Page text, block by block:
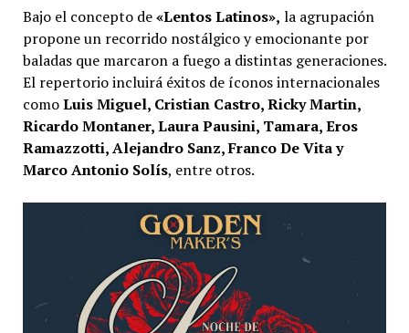
Bajo el concepto de«Lentos Latinos», la agrupación
propone un recorrido nostálgico y emocionante por
baladas que marcaron a fuego a distintas generaciones.
El repertorio incluirá éxitos de íconos internacionales
comoLuis Miguel, Cristian Castro, Ricky Martin,
Ricardo Montaner, Laura Pausini, Tamara, Eros
Ramazzotti, Alejandro Sanz, Franco De Vita y
Marco Antonio Solís, entre otros.